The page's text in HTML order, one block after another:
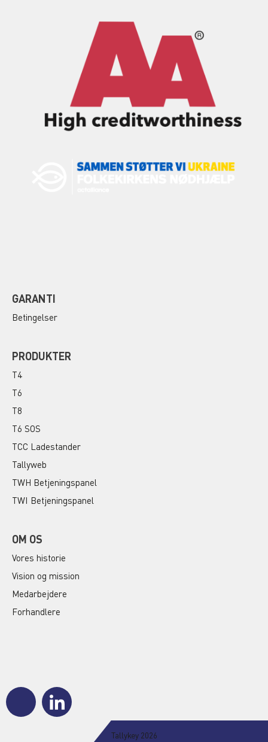
GARANTI
Betingelser
PRODUKTER
T4
T6
T8
T6 SOS
TCC Ladestander
Tallyweb
TWH Betjeningspanel
TWI Betjeningspanel
OM OS
Vores historie
Vision og mission
Medarbejdere
Forhandlere
J
J
k
Tallykey 2026